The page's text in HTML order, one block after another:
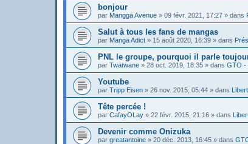
bonjour
par Mangga Avenue » 09 févr. 2021, 17:27 » dans
Salut à tous les fans de mangas
par Manga Adict » 15 août 2020, 16:39 » dans
PNL le groupe, pourquoi il parle
par Twatwane » 28 oct. 2019, 18:35 » dans GTO -
Youtube
par Tripp Eisen » 26 nov. 2015, 05:44 » dans
Tête percée !
par CafayOLay » 22 févr. 2015, 21:16 » dans
Devenir comme Onizuka
par greatantoine » 20 déc. 2013, 16:45 » dans